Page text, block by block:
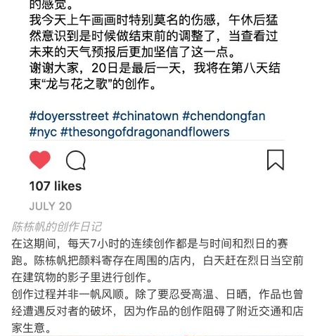
陈栋帆的创作日记
在这期间，每天7小时的连续创作都是与时间和烈日的赛
跑。陈栋帆把颜料寄存在周围的店内，白天赶在烈日当空前
在建筑物的影子里进行创作。
创作过程并非一帆风顺。除了要忍受高温、日晒，作品也曾
经遭遇反对者的破坏，因为作品的创作阻碍了附近交通和店
家生意。